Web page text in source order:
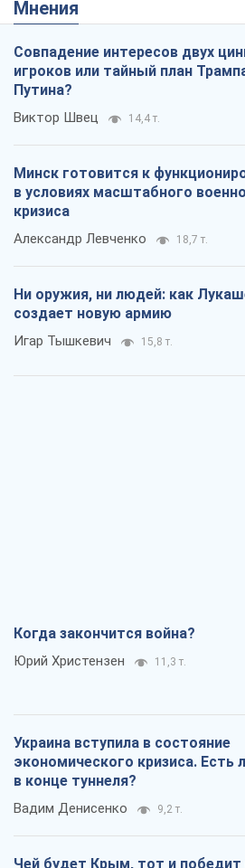
Мнения
Совпадение интересов двух
игроков или тайный план
Путина?
Виктор Швец 14,4 т.
Минск готовится к
в условиях масштабного
кризиса
Александр Левченко 18,7 т.
Ни оружия, ни людей: как
создает новую армию
Игар Тышкевич 15,8 т.
Когда закончится война?
Юрий Христензен 11,3 т.
Украина вступила в состояние
экономического кризиса. Есть
в конце туннеля?
Вадим Денисенко 9,2 т.
Чей будет Крым, тот и победит